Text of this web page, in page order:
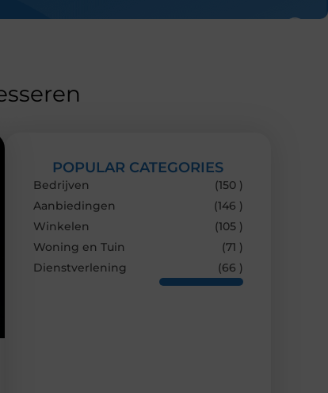
POPULAR CATEGORIES
Bedrijven
(150 )
Aanbiedingen
(146 )
Winkelen
(105 )
Woning en Tuin
(71 )
Dienstverlening
(66 )